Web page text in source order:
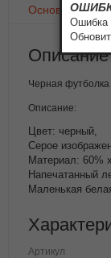
Основное
Черная футболка
Описание:
Цвет: черный,
Серое
Материал: 60%
Напечатанный
Маленькая
Артикул
Ошибка